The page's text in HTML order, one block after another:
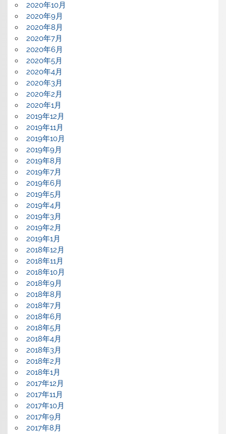
2020年10月
2020年9月
2020年8月
2020年7月
2020年6月
2020年5月
2020年4月
2020年3月
2020年2月
2020年1月
2019年12月
2019年11月
2019年10月
2019年9月
2019年8月
2019年7月
2019年6月
2019年5月
2019年4月
2019年3月
2019年2月
2019年1月
2018年12月
2018年11月
2018年10月
2018年9月
2018年8月
2018年7月
2018年6月
2018年5月
2018年4月
2018年3月
2018年2月
2018年1月
2017年12月
2017年11月
2017年10月
2017年9月
2017年8月